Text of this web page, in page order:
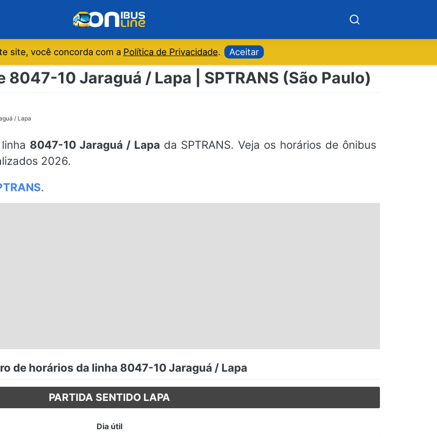
site, você concorda com a Política de Privacidade. Aceitar
8047-10 Jaraguá / Lapa | SPTRANS (São Paulo)
/ Lapa
8047-10 Jaraguá / Lapa da SPTRANS. Veja os horários de ônibus
2026.
.
de horários da linha 8047-10 Jaraguá / Lapa
PARTIDA SENTIDO LAPA
Dia útil